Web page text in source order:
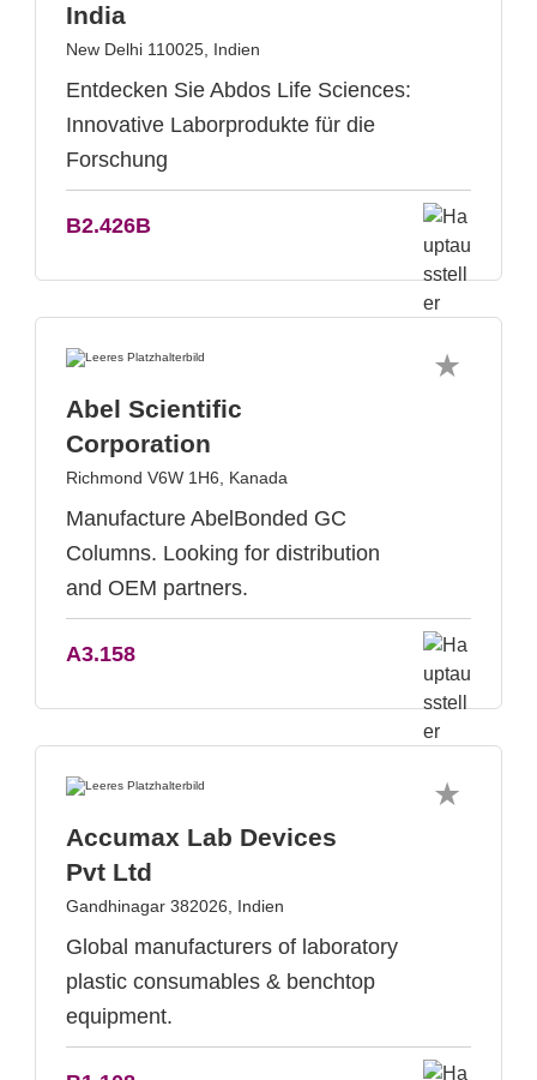
India
New Delhi 110025, Indien
Entdecken Sie Abdos Life Sciences:
Innovative Laborprodukte für die
Forschung
B2.426B
Abel Scientific
Corporation
Richmond V6W 1H6, Kanada
Manufacture AbelBonded GC
Columns. Looking for distribution
and OEM partners.
A3.158
Accumax Lab Devices
Pvt Ltd
Gandhinagar 382026, Indien
Global manufacturers of laboratory
plastic consumables & benchtop
equipment.